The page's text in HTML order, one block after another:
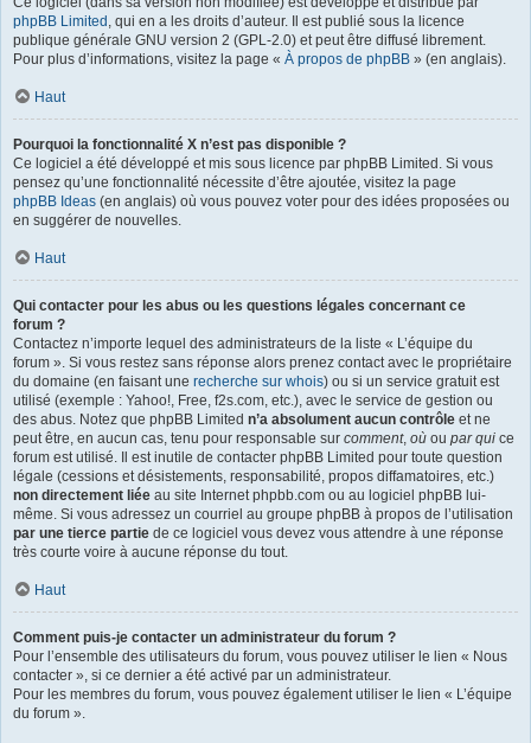
phpBB Limited , qui en a les droits d’auteur. Il est publié sous la licence
publique générale GNU version 2 (GPL-2.0) et peut être diffusé librement.
Pour plus d’informations, visitez la page « À propos de phpBB » (en anglais).
Haut
Pourquoi la fonctionnalité X n’est pas disponible ?
Ce logiciel a été développé et mis sous licence par phpBB Limited. Si vous
pensez qu’une fonctionnalité nécessite d’être ajoutée, visitez la page
phpBB Ideas (en anglais) où vous pouvez voter pour des idées proposées ou
en suggérer de nouvelles.
Haut
Qui contacter pour les abus ou les questions légales concernant ce
forum ?
Contactez n’importe lequel des administrateurs de la liste « L’équipe du
forum ». Si vous restez sans réponse alors prenez contact avec le propriétaire
du domaine (en faisant une recherche sur whois) ou si un service gratuit est
utilisé (exemple : Yahoo!, Free, f2s.com, etc.), avec le service de gestion ou
des abus. Notez que phpBB Limited n’a absolument aucun contrôle et ne
peut être, en aucun cas, tenu pour responsable sur comment, où ou par qui ce
forum est utilisé. Il est inutile de contacter phpBB Limited pour toute question
légale (cessions et désistements, responsabilité, propos diffamatoires, etc.)
non directement liée au site Internet phpbb.com ou au logiciel phpBB lui-
même. Si vous adressez un courriel au groupe phpBB à propos de l’utilisation
par une tierce partie de ce logiciel vous devez vous attendre à une réponse
très courte voire à aucune réponse du tout.
Haut
Comment puis-je contacter un administrateur du forum ?
Pour l’ensemble des utilisateurs du forum, vous pouvez utiliser le lien « Nous
contacter », si ce dernier a été activé par un administrateur.
Pour les membres du forum, vous pouvez également utiliser le lien « L’équipe
du forum ».